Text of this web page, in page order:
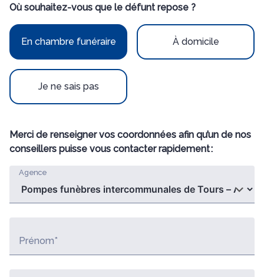
Où souhaitez-vous que le défunt repose ?
En chambre funéraire À domicile
Je ne sais pas
Merci de renseigner vos coordonnées afin qu’un de nos
conseillers puisse vous contacter rapidement :
Agence
Prénom*